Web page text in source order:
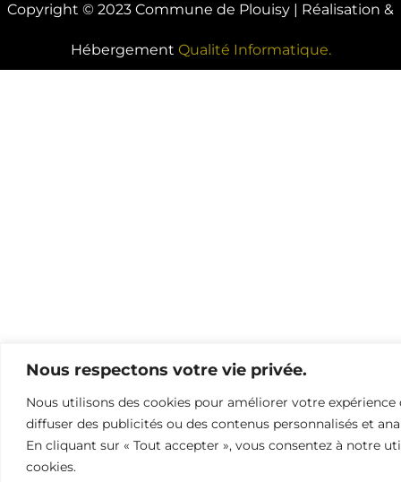
Nous respectons votre vie privée.
Nous utilisons des cookies pour améliorer votre expérience
diffuser des publicités ou des contenus personnalisés et
En cliquant sur « Tout accepter », vous consentez à notre
cookies.
Copyright © 2023 Commune de Plouisy | Réalisation &
Hébergement Qualité Informatique.